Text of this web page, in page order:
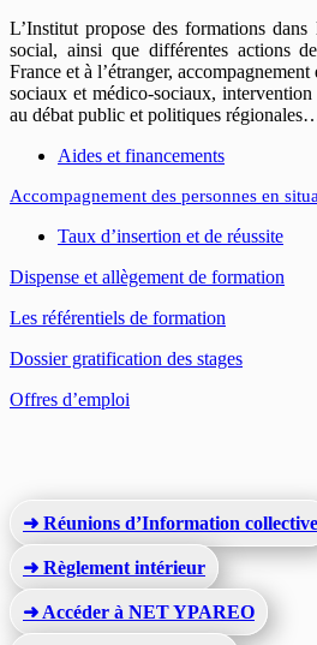
L’Institut propose des formations
social, ainsi que différentes actions
France et à l’étranger,
sociaux et médico-sociaux,
au débat public et politiques
Aides et financements
Accompagnement des personnes en
Taux d’insertion et de réussite
Dispense et allègement de formation
Les référentiels de formation
Dossier gratification des stages
Offres d’emploi
➜ Réunions d’Information collective
➜ Règlement intérieur
➜ Accéder à NET YPAREO